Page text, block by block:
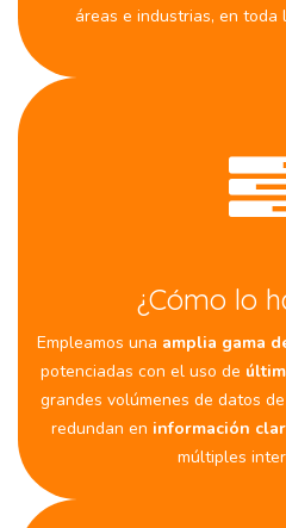
áreas e industrias, en toda
¿Cómo lo
Empleamos una amplia gama
potenciadas con el uso de
grandes volúmenes de datos
redundan en información
múltiples